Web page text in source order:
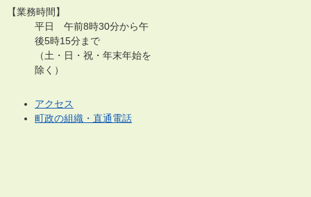
【業務時間】
平日 午前8時30分から午
後5時15分まで
（土・日・祝・年末年始を
除く）
アクセス
町政の組織・直通電話